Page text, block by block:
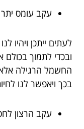
עקב עומס
לעתים ייתכן ויהיו
ובכדי לתמוך
החשמל הרגילה אלא
בכך ויאפשר לנו
עקב הרצון